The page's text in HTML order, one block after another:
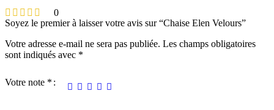
0
Soyez le premier à laisser votre avis sur “Chaise Elen Velours”
Votre adresse e-mail ne sera pas publiée. Les champs obligatoires
sont indiqués avec *
Votre note *